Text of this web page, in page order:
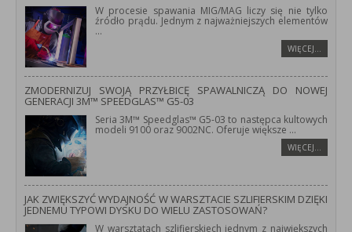
W procesie spawania MIG/MAG liczy się nie tylko
źródło prądu. Jednym z najważniejszych elementów
...
WIĘCEJ…
ZMODERNIZUJ SWOJĄ PRZYŁBICĘ SPAWALNICZĄ DO NOWEJ
GENERACJI 3M™ SPEEDGLAS™ G5-03
Seria 3M™ Speedglas™ G5-03 to następca kultowych
modeli 9100 oraz 9002NC. Oferuje większe ...
WIĘCEJ…
JAK ZWIĘKSZYĆ WYDAJNOŚĆ W WARSZTACIE SZLIFIERSKIM DZIĘKI
JEDNEMU TYPOWI DYSKU DO WIELU ZASTOSOWAŃ?
W warsztatach szlifierskiech jednym z największych